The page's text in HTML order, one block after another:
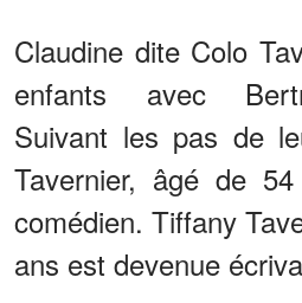
Claudine dite Colo
enfants avec
Suivant les pas de
Tavernier, âgé de
comédien. Tiffany
ans est devenue